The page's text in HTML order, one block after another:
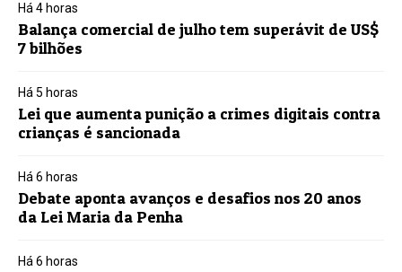
Há 4 horas
Balança comercial de julho tem superávit de US$
7 bilhões
Há 5 horas
Lei que aumenta punição a crimes digitais contra
crianças é sancionada
Há 6 horas
Debate aponta avanços e desafios nos 20 anos
da Lei Maria da Penha
Há 6 horas